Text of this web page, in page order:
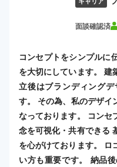
面談確認済
コンセプトをシンプルに
を大切にしています。 建
立後はブランディング
す。 その為、私のデザイ
なっております。 コンセ
念を可視化・共有できる
を心がけております。 ロ
い方も重要です。 納品